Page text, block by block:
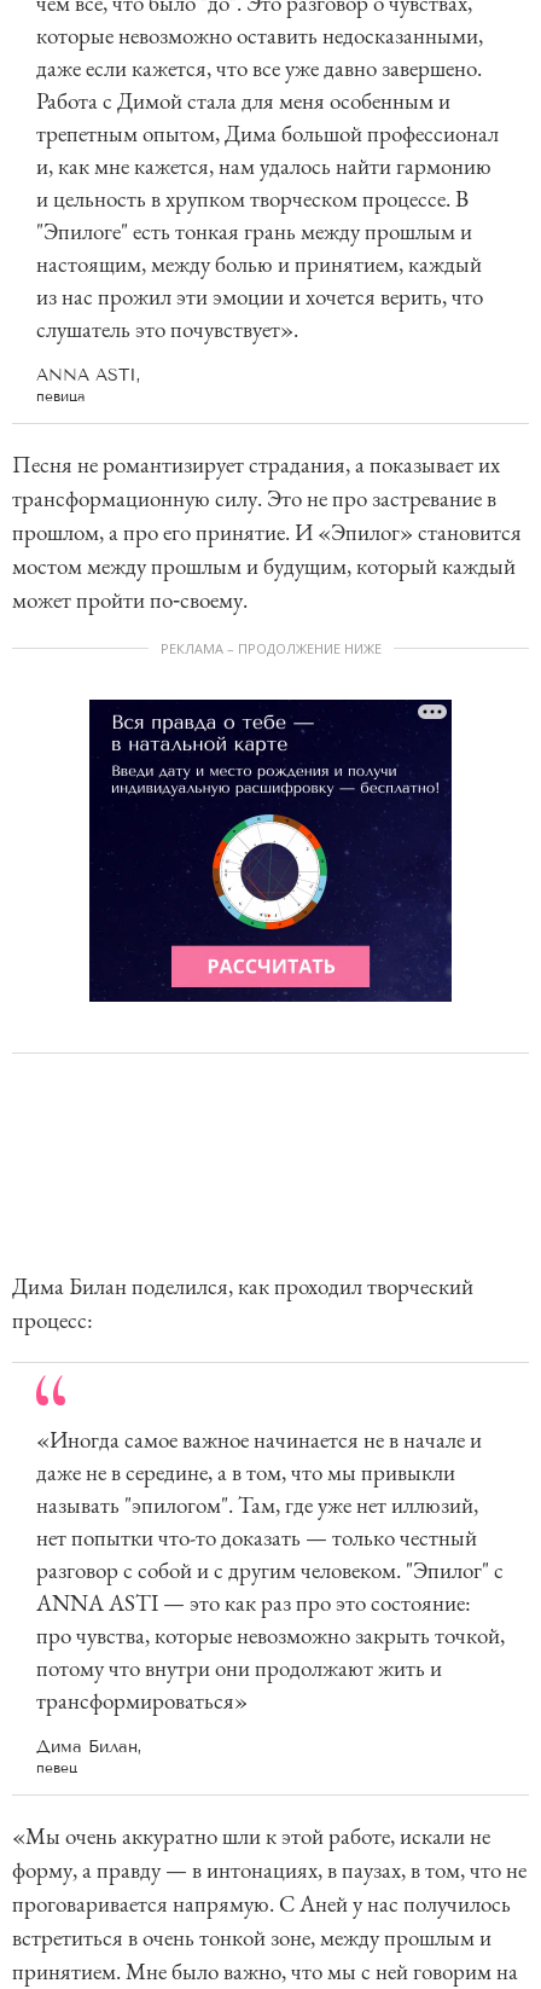
которые невозможно оставить недосказанными,
даже если кажется, что все уже давно завершено.
Работа с Димой стала для меня особенным и
трепетным опытом, Дима большой профессионал
и, как мне кажется, нам удалось найти гармонию
и цельность в хрупком творческом процессе. В
"Эпилоге" есть тонкая грань между прошлым и
настоящим, между болью и принятием, каждый
из нас прожил эти эмоции и хочется верить, что
слушатель это почувствует».
ANNA ASTI,
певица
Песня не романтизирует страдания, а показывает их
трансформационную силу. Это не про застревание в
прошлом, а про его принятие. И «Эпилог» становится
мостом между прошлым и будущим, который каждый
может пройти по‑своему.
РЕКЛАМА – ПРОДОЛЖЕНИЕ НИЖЕ
Дима Билан поделился, как проходил творческий
процесс:
«Иногда самое важное начинается не в начале и
даже не в середине, а в том, что мы привыкли
называть "эпилогом". Там, где уже нет иллюзий,
нет попытки что-то доказать — только честный
разговор с собой и с другим человеком. "Эпилог" с
ANNA ASTI — это как раз про это состояние:
про чувства, которые невозможно закрыть точкой,
потому что внутри они продолжают жить и
трансформироваться»
Дима Билан,
певец
«Мы очень аккуратно шли к этой работе, искали не
форму, а правду — в интонациях, в паузах, в том, что не
проговаривается напрямую. С Аней у нас получилось
встретиться в очень тонкой зоне, между прошлым и
принятием. Мне было важно, что мы с ней говорим на